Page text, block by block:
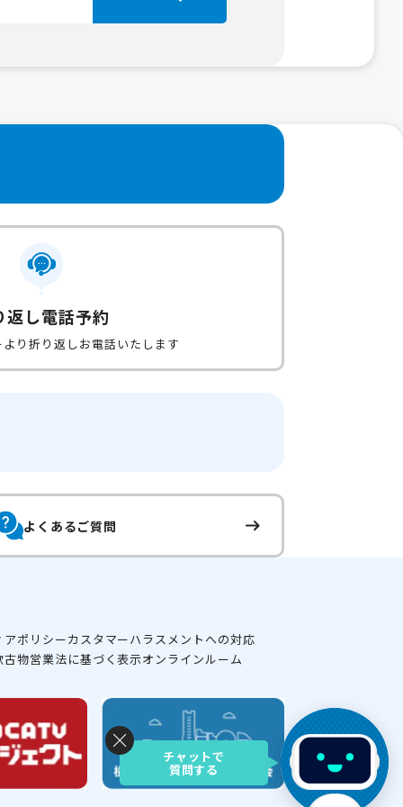
返し電話予約
り折り返しお電話いたします
よくあるご質問
ポリシーカスタマーハラスメントへの対応
古物営業法に基づく表示オンラインルーム
チャットで
質問する